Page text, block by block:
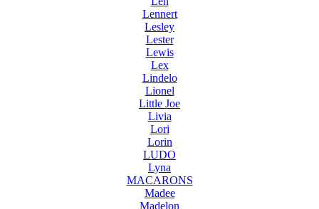
Lennert
Lesley
Lester
Lewis
Lex
Lindelo
Lionel
Little Joe
Livia
Lori
Lorin
LUDO
Lyna
MACARONS
Madee
Madelon